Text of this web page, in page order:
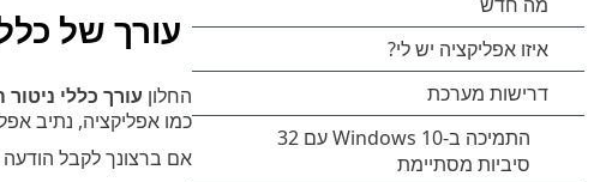
עורך של
החלון עורך כללי ניטור
כמו אפליקציה, נתיב
אם ברצונך לקבל הודעה